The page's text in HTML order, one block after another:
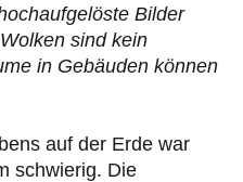
Bilder
sind kein
in Gebäuden können
auf der Erde war
schwierig. Die